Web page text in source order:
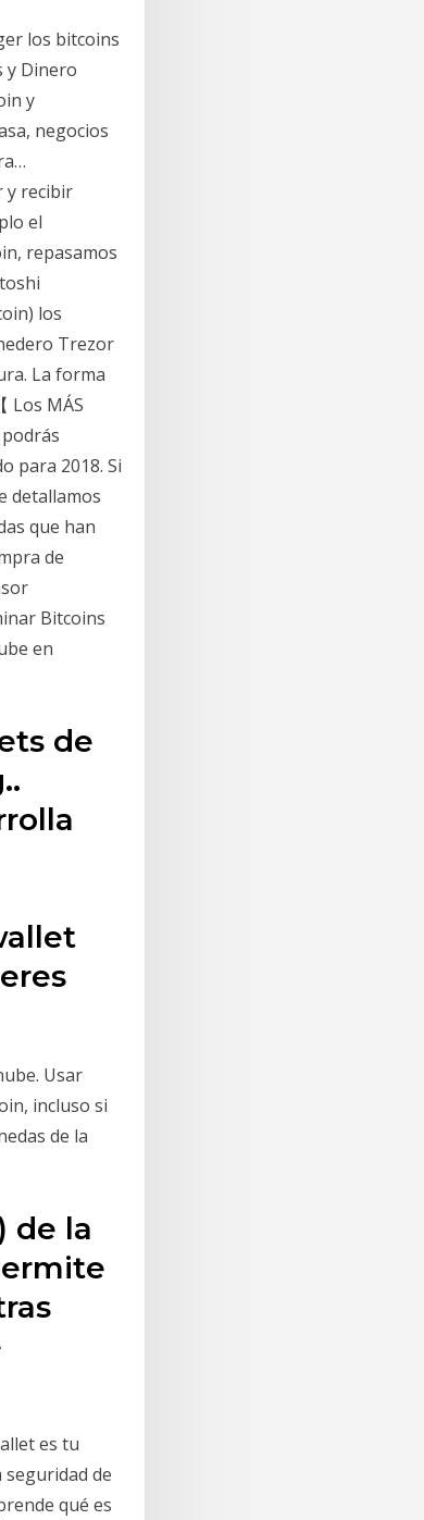
los bitcoins
y Dinero
y
negocios
y recibir
el
repasamos
los
Trezor
La forma
Los MÁS
para 2018. Si
detallamos
que han
de
Bitcoins
en
de
Usar
incluso si
de la
de la
es tu
de
qué es